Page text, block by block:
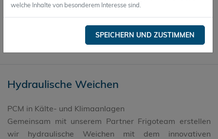
welche Inhalte von besonderem Interesse sind.
SPEICHERN UND ZUSTIMMEN
Nutzung erneuerbarer Energien und der...
Hydraulische Weichen
PCM in Kälte- und Klimaanlagen
Gemeinsam mit unserem Partner Frigoteam erstellen
wir hydraulische Weichen mit dem innovativen